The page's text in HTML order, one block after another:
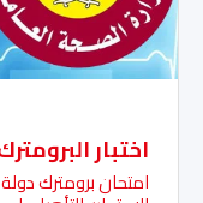
اختبار
امتحان برومترك